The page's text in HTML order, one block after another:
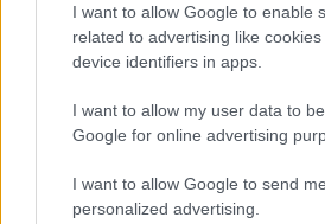
I want to allow Google to enable
related to advertising like
device identifiers in apps.
I want to allow my user data to
Google for online advertising
I want to allow Google to send me
personalized advertising.
Szerző
Vadas András
A szerző cikkei